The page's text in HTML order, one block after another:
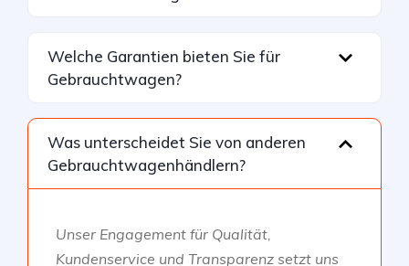
Welche Garantien bieten Sie für
Gebrauchtwagen?
Was unterscheidet Sie von anderen
Gebrauchtwagenhändlern?
Unser Engagement für Qualität,
Kundenservice und Transparenz setzt uns